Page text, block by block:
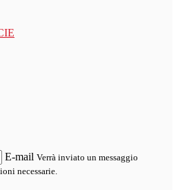
E-mail Verrà inviato un messaggio
necessarie.